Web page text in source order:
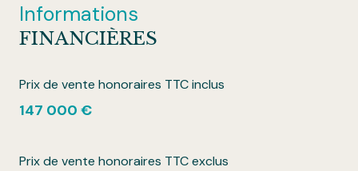
Informations
FINANCIÈRES
Prix de vente honoraires TTC inclus
147 000 €
Prix de vente honoraires TTC exclus